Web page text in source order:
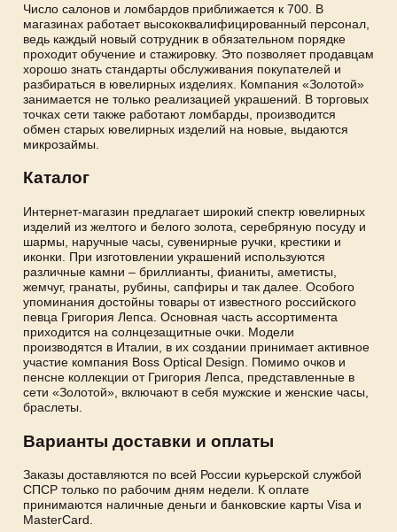
Число салонов и ломбардов приближается к 700. В
магазинах работает высококвалифицированный персонал,
ведь каждый новый сотрудник в обязательном порядке
проходит обучение и стажировку. Это позволяет продавцам
хорошо знать стандарты обслуживания покупателей и
разбираться в ювелирных изделиях. Компания «Золотой»
занимается не только реализацией украшений. В торговых
точках сети также работают ломбарды, производится
обмен старых ювелирных изделий на новые, выдаются
микрозаймы.
Каталог
Интернет-магазин предлагает широкий спектр ювелирных
изделий из желтого и белого золота, серебряную посуду и
шармы, наручные часы, сувенирные ручки, крестики и
иконки. При изготовлении украшений используются
различные камни – бриллианты, фианиты, аметисты,
жемчуг, гранаты, рубины, сапфиры и так далее. Особого
упоминания достойны товары от известного российского
певца Григория Лепса. Основная часть ассортимента
приходится на солнцезащитные очки. Модели
производятся в Италии, в их создании принимает активное
участие компания Boss Optical Design. Помимо очков и
пенсне коллекции от Григория Лепса, представленные в
сети «Золотой», включают в себя мужские и женские часы,
браслеты.
Варианты доставки и оплаты
Заказы доставляются по всей России курьерской службой
СПСР только по рабочим дням недели. К оплате
принимаются наличные деньги и банковские карты Visa и
MasterCard.